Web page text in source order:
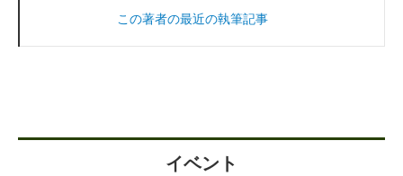
この著者の最近の執筆記事
イベント